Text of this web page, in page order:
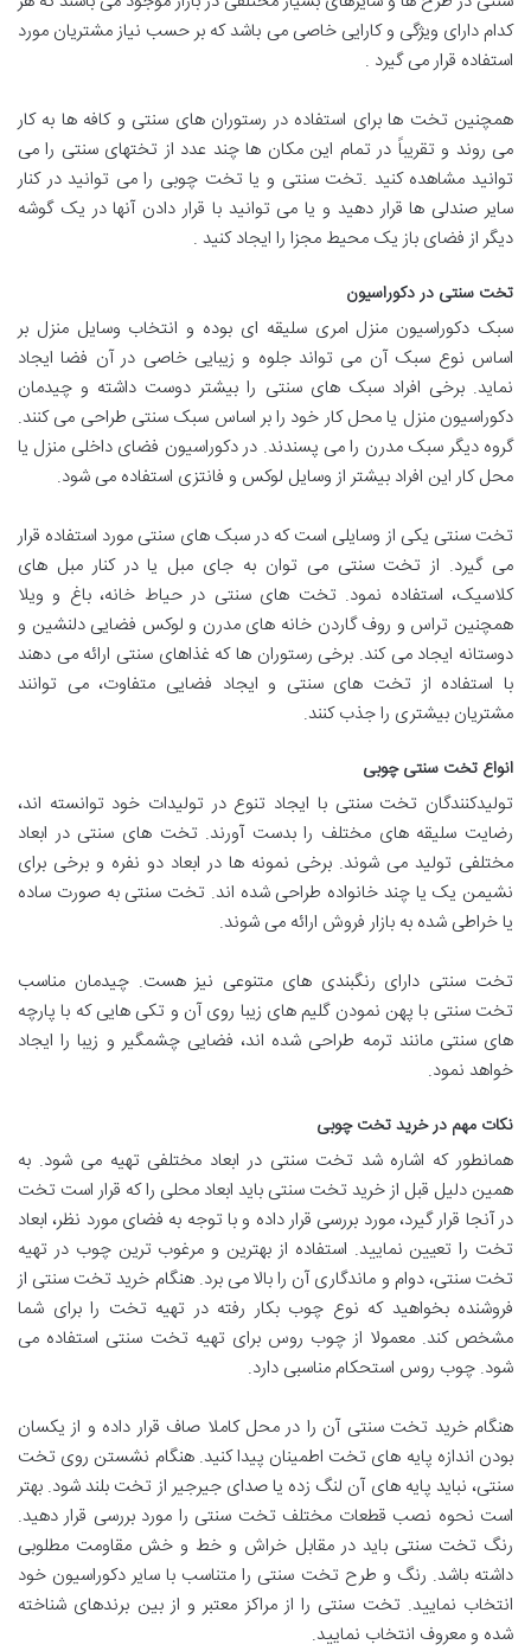
کدام دارای ویژگی و کارایی خاصی می باشد که بر حسب نیاز مشتریان مورد
استفاده قرار می گیرد .
همچنین تخت ها برای استفاده در رستوران های سنتی و کافه ها به کار
می روند و تقریباً در تمام این مکان ها چند عدد از تختهای سنتی را می
توانید مشاهده کنید .تخت سنتی و یا تخت چوبی را می توانید در کنار
سایر صندلی ها قرار دهید و یا می توانید با قرار دادن آنها در یک گوشه
دیگر از فضای باز یک محیط مجزا را ایجاد کنید .
تخت سنتی در دکوراسیون
سبک دکوراسیون منزل امری سلیقه ای بوده و انتخاب وسایل منزل بر
اساس نوع سبک آن می تواند جلوه و زیبایی خاصی در آن فضا ایجاد
نماید. برخی افراد سبک های سنتی را بیشتر دوست داشته و چیدمان
دکوراسیون منزل یا محل کار خود را بر اساس سبک سنتی طراحی می کنند.
گروه دیگر سبک مدرن را می پسندند. در دکوراسیون فضای داخلی منزل یا
محل کار این افراد بیشتر از وسایل لوکس و فانتزی استفاده می شود.
تخت سنتی یکی از وسایلی است که در سبک های سنتی مورد استفاده قرار
می گیرد. از تخت سنتی می توان به جای مبل یا در کنار مبل های
کلاسیک، استفاده نمود. تخت های سنتی در حیاط خانه، باغ و ویلا
همچنین تراس و روف گاردن خانه های مدرن و لوکس فضایی دلنشین و
دوستانه ایجاد می کند. برخی رستوران ها که غذاهای سنتی ارائه می دهند
با استفاده از تخت های سنتی و ایجاد فضایی متفاوت، می توانند
مشتریان بیشتری را جذب کنند.
انواع تخت سنتی چوبی
تولیدکنندگان تخت سنتی با ایجاد تنوع در تولیدات خود توانسته اند،
رضایت سلیقه های مختلف را بدست آورند. تخت های سنتی در ابعاد
مختلفی تولید می شوند. برخی نمونه ها در ابعاد دو نفره و برخی برای
نشیمن یک یا چند خانواده طراحی شده اند. تخت سنتی به صورت ساده
یا خراطی شده به بازار فروش ارائه می شوند.
تخت سنتی دارای رنگبندی های متنوعی نیز هست. چیدمان مناسب
تخت سنتی با پهن نمودن گلیم های زیبا روی آن و تکی هایی که با پارچه
های سنتی مانند ترمه طراحی شده اند، فضایی چشمگیر و زیبا را ایجاد
خواهد نمود.
نکات مهم در خرید تخت چوبی
همانطور که اشاره شد تخت سنتی در ابعاد مختلفی تهیه می شود. به
همین دلیل قبل از خرید تخت سنتی باید ابعاد محلی را که قرار است تخت
در آنجا قرار گیرد، مورد بررسی قرار داده و با توجه به فضای مورد نظر، ابعاد
تخت را تعیین نمایید. استفاده از بهترین و مرغوب ترین چوب در تهیه
تخت سنتی، دوام و ماندگاری آن را بالا می برد. هنگام خرید تخت سنتی از
فروشنده بخواهید که نوع چوب بکار رفته در تهیه تخت را برای شما
مشخص کند. معمولا از چوب روس برای تهیه تخت سنتی استفاده می
شود. چوب روس استحکام مناسبی دارد.
هنگام خرید تخت سنتی آن را در محل کاملا صاف قرار داده و از یکسان
بودن اندازه پایه های تخت اطمینان پیدا کنید. هنگام نشستن روی تخت
سنتی، نباید پایه های آن لنگ زده یا صدای جیرجیر از تخت بلند شود. بهتر
است نحوه نصب قطعات مختلف تخت سنتی را مورد بررسی قرار دهید.
رنگ تخت سنتی باید در مقابل خراش و خط و خش مقاومت مطلوبی
داشته باشد. رنگ و طرح تخت سنتی را متناسب با سایر دکوراسیون خود
انتخاب نمایید. تخت سنتی را از مراکز معتبر و از بین برندهای شناخته
شده و معروف انتخاب نمایید.